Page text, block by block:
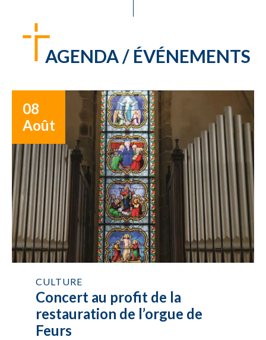
AGENDA / ÉVÉNEMENTS
08
Août
CULTURE
Concert au profit de la
restauration de l’orgue de
Feurs